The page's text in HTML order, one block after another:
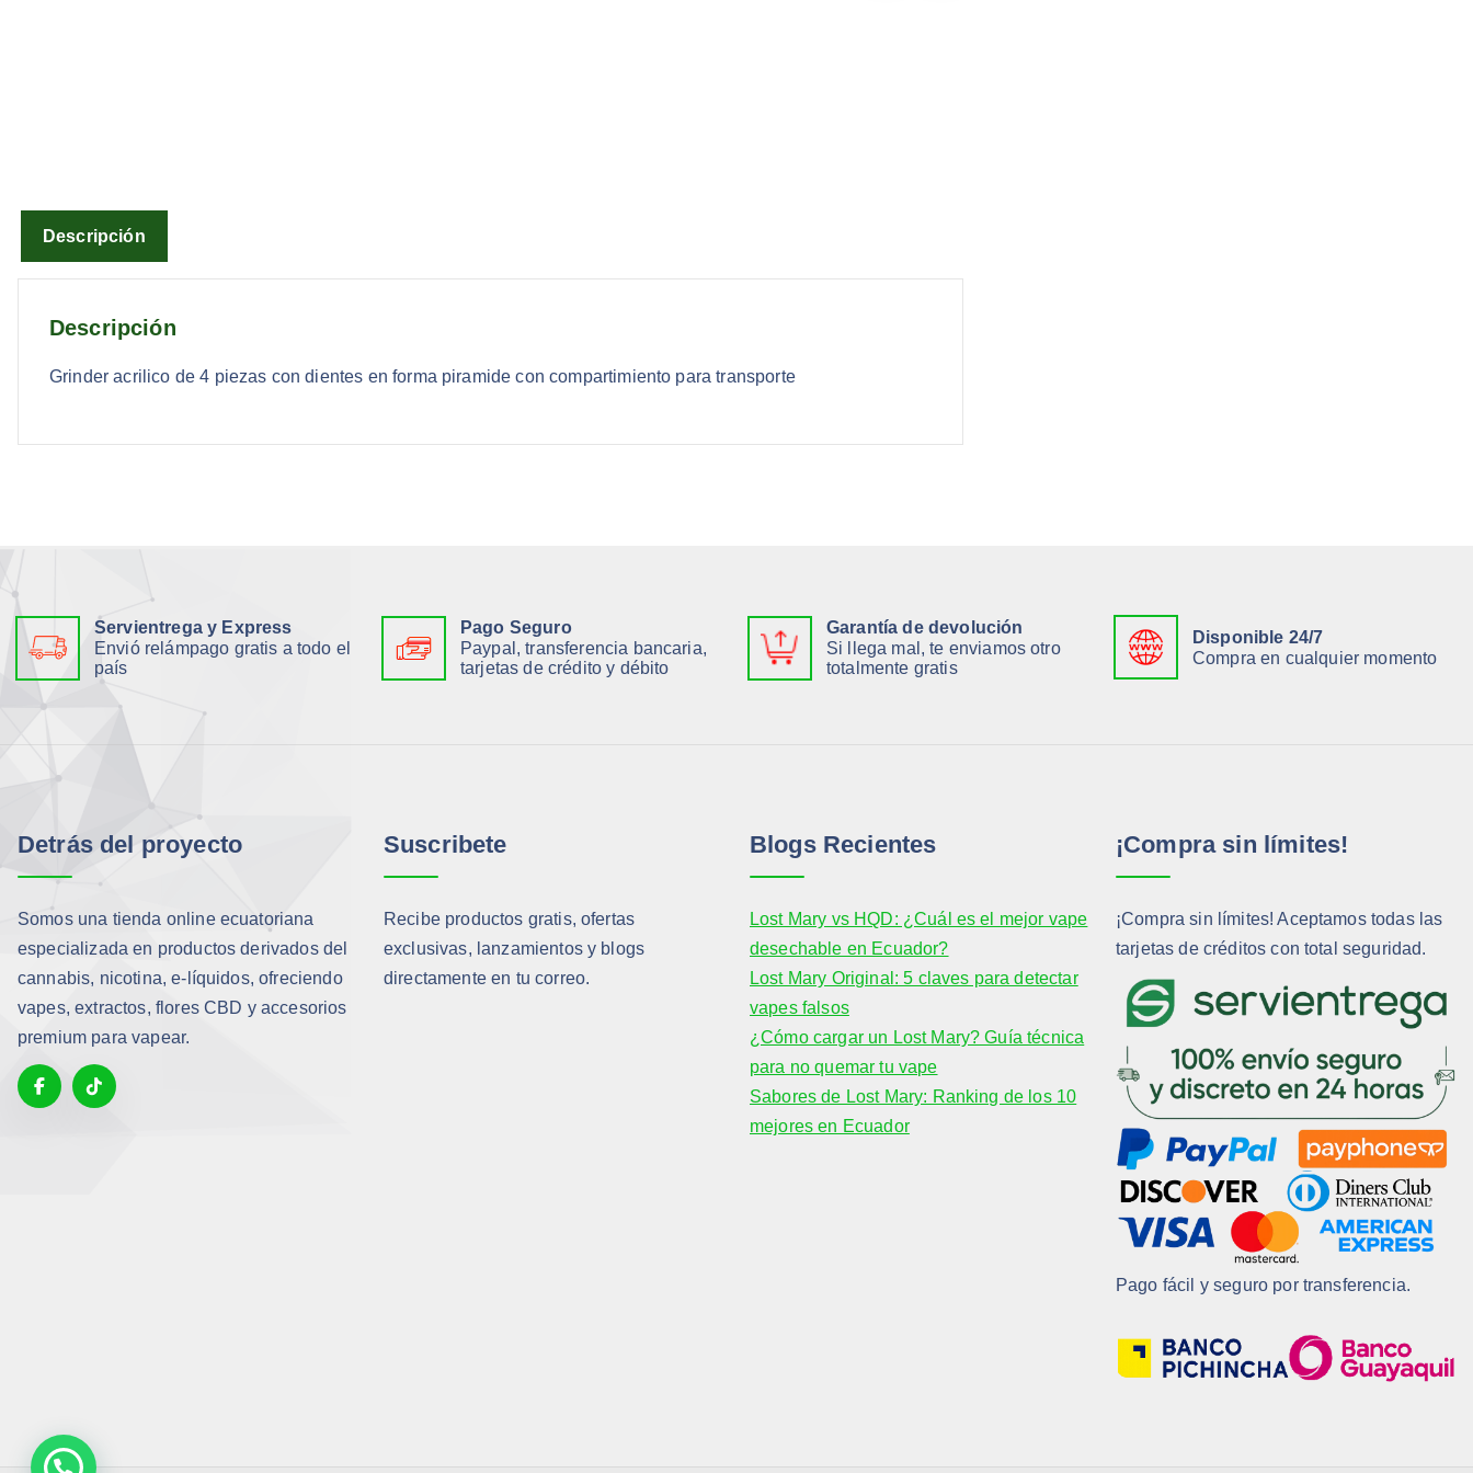
Descripción
Descripción
Grinder acrilico de 4 piezas con dientes en forma piramide con compartimiento para transporte
Servientrega y Express
Envió relámpago gratis a todo el
país
Pago Seguro
Paypal, transferencia bancaria,
tarjetas de crédito y débito
Garantía de devolución
Si llega mal, te enviamos otro
totalmente gratis
Disponible 24/7
Compra en cualquier momento
Detrás del proyecto
Somos una tienda online ecuatoriana
especializada en productos derivados del
cannabis, nicotina, e-líquidos, ofreciendo
vapes, extractos, flores CBD y accesorios
premium para vapear.
Suscribete
Recibe productos gratis, ofertas
exclusivas, lanzamientos y blogs
directamente en tu correo.
Blogs Recientes
Lost Mary vs HQD: ¿Cuál es el mejor vape
desechable en Ecuador?
Lost Mary Original: 5 claves para detectar
vapes falsos
¿Cómo cargar un Lost Mary? Guía técnica
para no quemar tu vape
Sabores de Lost Mary: Ranking de los 10
mejores en Ecuador
¡Compra sin límites!
¡Compra sin límites! Aceptamos todas las
tarjetas de créditos con total seguridad.
Pago fácil y seguro por transferencia.